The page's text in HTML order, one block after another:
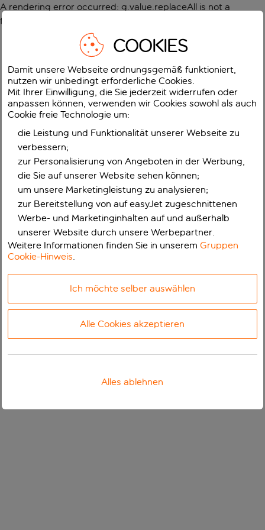
A rendering error occurred: g.value.replaceAll is not a
function
COOKIES
Damit unsere Webseite ordnungsgemäß funktioniert,
nutzen wir unbedingt erforderliche Cookies.
Mit Ihrer Einwilligung, die Sie jederzeit widerrufen oder
anpassen können, verwenden wir Cookies sowohl als auch
Cookie freie Technologie um:
die Leistung und Funktionalität unserer Webseite zu
verbessern;
zur Personalisierung von Angeboten in der Werbung,
die Sie auf unserer Website sehen können;
um unsere Marketingleistung zu analysieren;
zur Bereitstellung von auf easyJet zugeschnittenen
Werbe- und Marketinginhalten auf und außerhalb
unserer Website durch unsere Werbepartner.
Weitere Informationen finden Sie in unseremGruppen
Cookie-Hinweis.
Ich möchte selber auswählen
Alle Cookies akzeptieren
Alles ablehnen